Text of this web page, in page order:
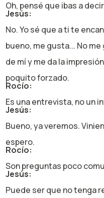
Oh, pensé que ibas a
Jesús:
No. Yo sé que a ti te
bueno, me gusta... No
de mí y me da la
poquito forzado.
Rocío:
Es una entrevista, no un
Jesús:
Bueno, ya veremos.
espero.
Rocío:
Son preguntas poco
Jesús:
Puede ser que no tenga